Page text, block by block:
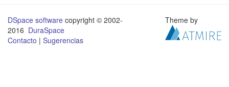
DSpace software copyright © 2002-
2016 DuraSpace
Contacto | Sugerencias
Theme by